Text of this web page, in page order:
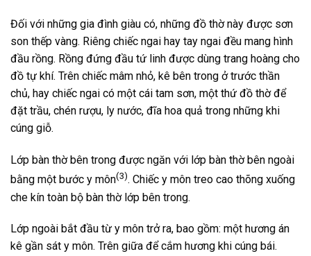
Đối với những gia đình giàu có, những đồ thờ này được sơn
son thếp vàng. Riêng chiếc ngai hay tay ngai đều mang hình
đầu rồng. Rồng đứng đầu tứ linh được dùng trang hoàng cho
đồ tự khí. Trên chiếc mâm nhỏ, kê bên trong ở trước thần
chủ, hay chiếc ngai có một cái tam sơn, một thứ đồ thờ để
đặt trầu, chén rượu, ly nước, đĩa hoa quả trong những khi
cúng giỗ.
Lớp bàn thờ bên trong được ngăn với lớp bàn thờ bên ngoài
bằng một bước y môn(3). Chiếc y môn treo cao thõng xuống
che kín toàn bộ bàn thờ lớp bên trong.
Lớp ngoài bắt đầu từ y môn trở ra, bao gồm: một hương án
kê gần sát y môn. Trên giữa để cắm hương khi cúng bái.